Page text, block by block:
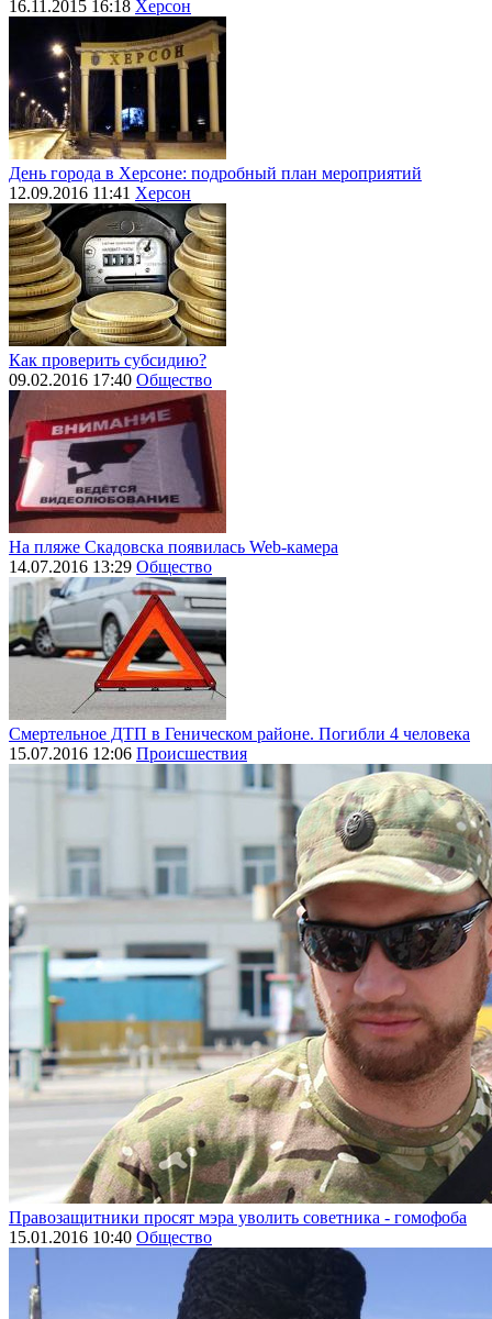
16.11.2015 16:18 Херсон
День города в Херсоне: подробный план мероприятий
12.09.2016 11:41 Херсон
Как проверить субсидию?
09.02.2016 17:40 Общество
На пляже Скадовска появилась Web-камера
14.07.2016 13:29 Общество
Смертельное ДТП в Геническом районе. Погибли 4 человека
15.07.2016 12:06 Происшествия
Правозащитники просят мэра уволить советника - гомофоба
15.01.2016 10:40 Общество